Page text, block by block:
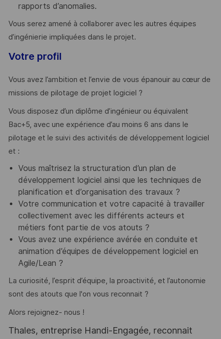
rapports d’anomalies.
Vous serez amené à collaborer avec les autres équipes
d’ingénierie impliquées dans le projet.
Votre profil
Vous avez l’ambition et l’envie de vous épanouir au cœur de
missions de pilotage de projet logiciel ?
Vous disposez d’un diplôme d’ingénieur ou équivalent
Bac+5, avec une expérience d’au moins 6 ans dans le
pilotage et le suivi des activités de développement logiciel
et :
Vous maîtrisez la structuration d’un plan de
développement logiciel ainsi que les techniques de
planification et d’organisation des travaux ?
Votre communication et votre capacité à travailler
collectivement avec les différents acteurs et
métiers font partie de vos atouts ?
Vous avez une expérience avérée en conduite et
animation d’équipes de développement logiciel en
Agile/Lean ?
La curiosité, l’esprit d’équipe, la proactivité, et l’autonomie
sont des atouts que l'on vous reconnait ?
Alors rejoignez- nous !
Thales, entreprise Handi-Engagée, reconnait